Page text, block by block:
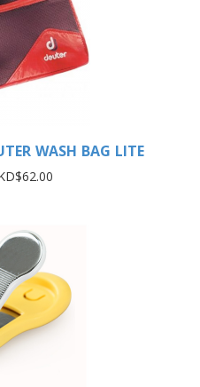
WASH BAG LITE